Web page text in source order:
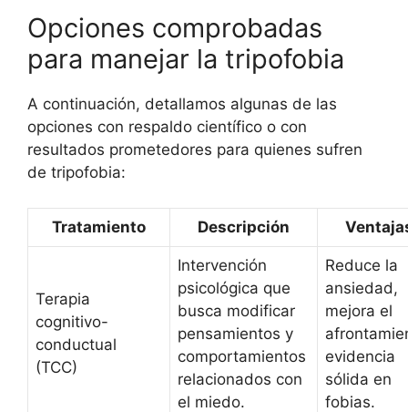
Opciones comprobadas
para manejar la tripofobia
A continuación, detallamos algunas de las
opciones con respaldo científico o con
resultados prometedores para quienes sufren
de tripofobia:
Tratamiento Descripción
Terapia
cognitivo-
conductual
(TCC)
Intervención
psicológica que
busca modificar
pensamientos y
comportamientos
relacionados con
el miedo.
Reduce la
ansiedad,
mejora el
evidencia
sólida en
fobias.